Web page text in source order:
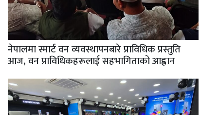
नेपालमा स्मार्ट वन व्यवस्थापनबारे प्राविधिक प्रस्तुति
आज, वन प्राविधिकहरूलाई सहभागिताको आह्वान